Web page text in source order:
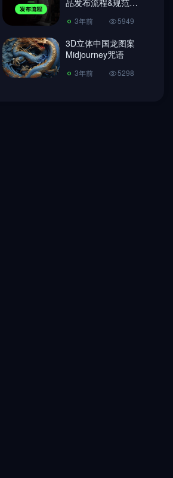
3年前 5949
3D立体中国龙图案
Midjourney咒语
3年前 5298